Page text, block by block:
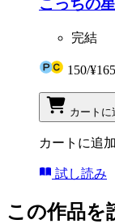
こっちの
完結
150/¥165
カートに
カートに追
試し読み
この作品を